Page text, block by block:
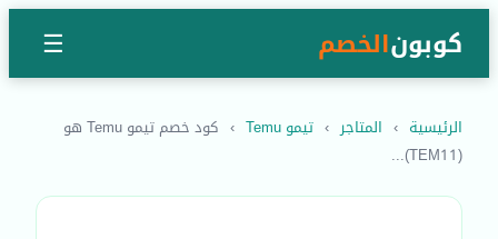
كوبونالخصم ☰
الرئيسية › المتاجر › تيمو Temu ›
كود خصم تيمو Temu هو
(TEM11)...